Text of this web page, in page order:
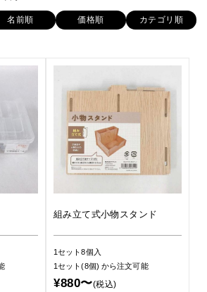
名前順 価格順 カテゴリ順
組み立て式小物スタンド
1セット8個入
1セット(8個) から注文可能
¥880〜(税込)